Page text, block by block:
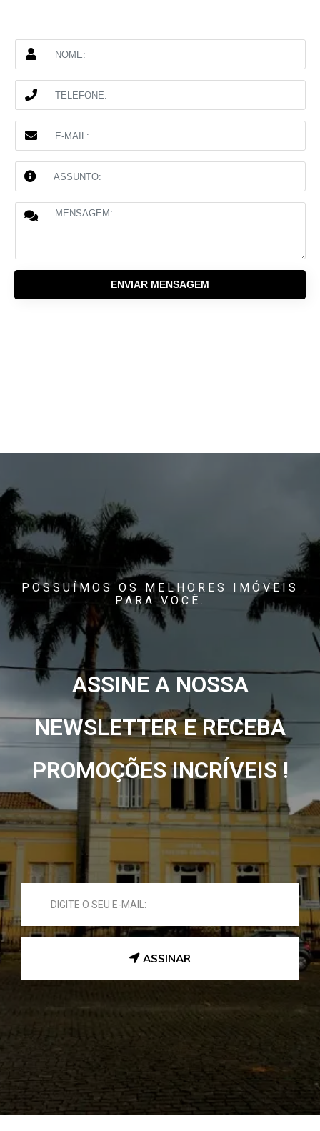
ENVIAR MENSAGEM
POSSUÍMOS OS MELHORES IMÓVEIS
PARA VOCÊ.
ASSINE A NOSSA
NEWSLETTER E RECEBA
PROMOÇÕES INCRÍVEIS !
ASSINAR